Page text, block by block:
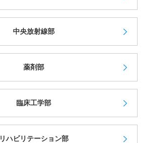
中央放射線部
薬剤部
臨床工学部
リハビリテーション部